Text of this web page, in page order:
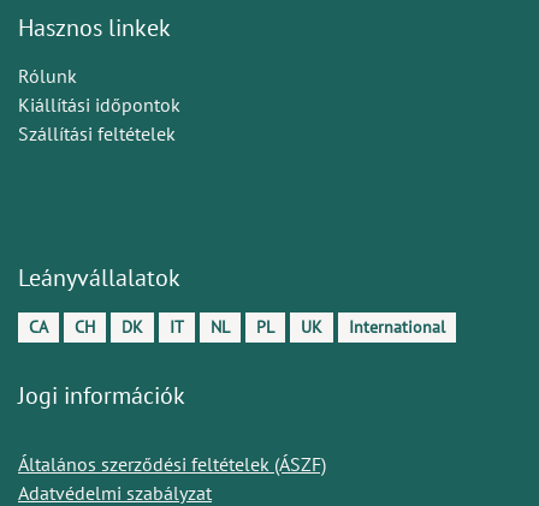
Hasznos linkek
Rólunk
Kiállítási időpontok
Szállítási feltételek
Leányvállalatok
CA CH DK IT NL PL UK International
Jogi információk
Általános szerződési feltételek (ÁSZF)
Adatvédelmi szabályzat